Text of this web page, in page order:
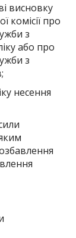
висновку
комісії про
з
або про
з
несення